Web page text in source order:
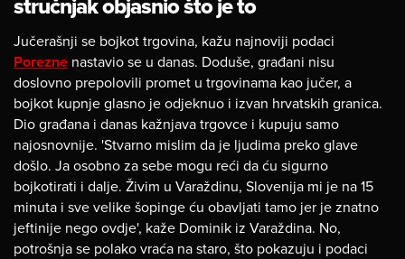
Jučerašnji se bojkot trgovina, kažu najnoviji podaci
Porezne nastavio se u danas. Doduše, građani nisu
doslovno prepolovili promet u trgovinama kao jučer, a
bojkot kupnje glasno je odjeknuo i izvan hrvatskih granica.
Dio građana i danas kažnjava trgovce i kupuju samo
najosnovnije. 'Stvarno mislim da je ljudima preko glave
došlo. Ja osobno za sebe mogu reći da ću sigurno
bojkotirati i dalje. Živim u Varaždinu, Slovenija mi je na 15
minuta i sve velike šopinge ću obavljati tamo jer je znatno
jeftinije nego ovdje', kaže Dominik iz Varaždina. No,
potrošnja se polako vraća na staro, što pokazuju i podaci